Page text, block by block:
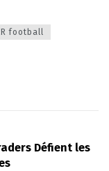
football
Défient les